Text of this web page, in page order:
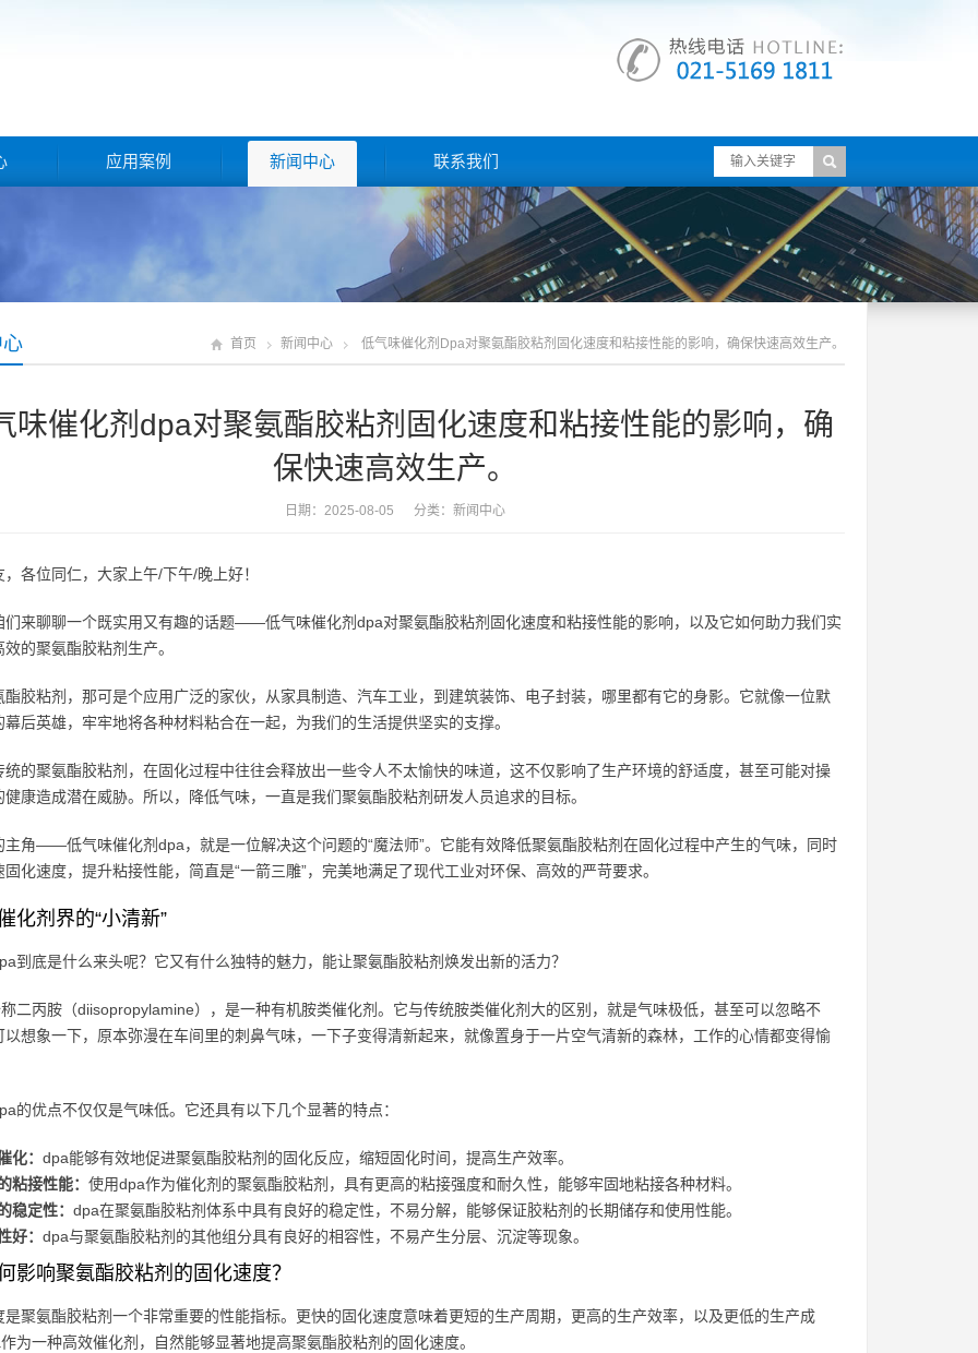
应用案例 新闻中心 联系我们
首页 新闻中心 低气味催化剂dpa对聚氨酯胶粘剂固化速度和粘接性能的影响，确保快速高效生产。
味催化剂dpa对聚氨酯胶粘剂固化速度和粘接性能的影响，确
保快速高效生产。
日期：2025-08-05 分类： 新闻中心
各位同仁，大家上午/下午/晚上好！
们来聊聊一个既实用又有趣的话题——低气味催化剂dpa对聚氨酯胶粘剂固化速度和粘接性能的影响，以及它如何助力我们实
的聚氨酯胶粘剂生产。
酯胶粘剂，那可是个应用广泛的家伙，从家具制造、汽车工业，到建筑装饰、电子封装，哪里都有它的身影。它就像一位默
幕后英雄，牢牢地将各种材料粘合在一起，为我们的生活提供坚实的支撑。
统的聚氨酯胶粘剂，在固化过程中往往会释放出一些令人不太愉快的味道，这不仅影响了生产环境的舒适度，甚至可能对操
健康造成潜在威胁。所以，降低气味，一直是我们聚氨酯胶粘剂研发人员追求的目标。
主角——低气味催化剂dpa，就是一位解决这个问题的“魔法师”。它能有效降低聚氨酯胶粘剂在固化过程中产生的气味，同时
固化速度，提升粘接性能，简直是“一箭三雕”，完美地满足了现代工业对环保、高效的严苛要求。
化剂界的“小清新”
到底是什么来头呢？它又有什么独特的魅力，能让聚氨酯胶粘剂焕发出新的活力？
二丙胺（diisopropylamine），是一种有机胺类催化剂。它与传统胺类催化剂大的区别，就是气味极低，甚至可以忽略不
以想象一下，原本弥漫在车间里的刺鼻气味，一下子变得清新起来，就像置身于一片空气清新的森林，工作的心情都变得愉
的优点不仅仅是气味低。它还具有以下几个显著的特点：
化： dpa能够有效地促进聚氨酯胶粘剂的固化反应，缩短固化时间，提高生产效率。
粘接性能： 使用dpa作为催化剂的聚氨酯胶粘剂，具有更高的粘接强度和耐久性，能够牢固地粘接各种材料。
稳定性： dpa在聚氨酯胶粘剂体系中具有良好的稳定性，不易分解，能够保证胶粘剂的长期储存和使用性能。
好： dpa与聚氨酯胶粘剂的其他组分具有良好的相容性，不易产生分层、沉淀等现象。
影响聚氨酯胶粘剂的固化速度？
是聚氨酯胶粘剂一个非常重要的性能指标。更快的固化速度意味着更短的生产周期，更高的生产效率，以及更低的生产成
为一种高效催化剂，自然能够显著地提高聚氨酯胶粘剂的固化速度。